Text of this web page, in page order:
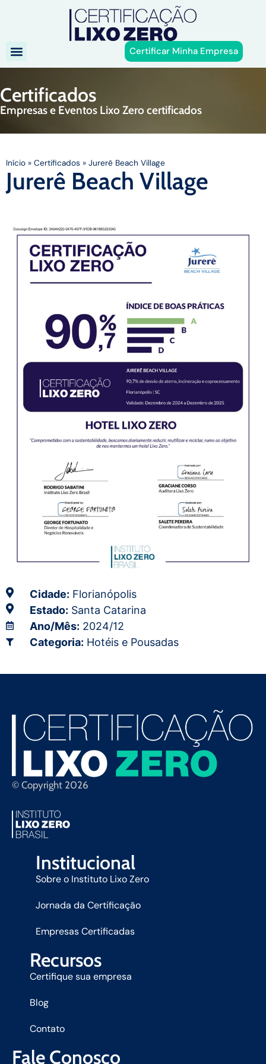
Certificar Minha Empresa
Certificados
Empresas e Eventos Lixo Zero certificados
Início » Certificados » Jurerê Beach Village
Jurerê Beach Village
Cidade: Florianópolis
Estado: Santa Catarina
Ano/Mês: 2024/12
Categoria: Hotéis e Pousadas
© Copyright 2026
Institucional
Sobre o Instituto Lixo Zero
Jornada da Certificação
Empresas Certificadas
Recursos
Certifique sua empresa
Blog
Contato
Fale Conosco